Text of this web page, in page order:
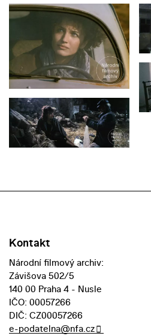
Kontakt
Národní filmový archiv:
Závišova 502/5
140 00 Praha 4 - Nusle
IČO: 00057266
DIČ: CZ00057266
e-podatelna@nfa.cz